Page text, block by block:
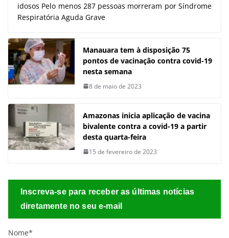
idosos Pelo menos 287 pessoas morreram por Síndrome
Respiratória Aguda Grave
Manauara tem à disposição 75
pontos de vacinação contra covid-19
nesta semana
8 de maio de 2023
Amazonas inicia aplicação de vacina
bivalente contra a covid-19 a partir
desta quarta-feira
15 de fevereiro de 2023
Inscreva-se para receber as últimas notícias
diretamente no seu e-mail
Nome*